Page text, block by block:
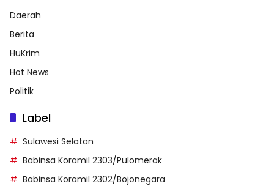
Daerah
Berita
HuKrim
Hot News
Politik
Label
Sulawesi Selatan
Babinsa Koramil 2303/Pulomerak
Babinsa Koramil 2302/Bojonegara